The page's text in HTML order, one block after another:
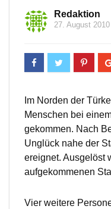
Redaktion
27. August 2010
Im Norden der
Menschen bei
gekommen. Nach
Unglück nahe der
ereignet. Ausgelöst
aufgekommenen
Vier weitere